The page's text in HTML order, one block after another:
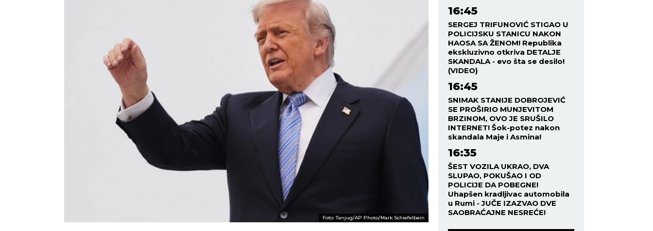
Foto: Tanjug/AP Photo/Mark Schiefelbein
16:45
SERGEJ TRIFUNOVIĆ STIGAO U
POLICIJSKU STANICU NAKON
HAOSA SA ŽENOM! Republika
ekskluzivno otkriva DETALJE
SKANDALA - evo šta se desilo!
(VIDEO)
16:45
SNIMAK STANIJE DOBROJEVIĆ
SE PROŠIRIO MUNJEVITOM
BRZINOM, OVO JE SRUŠILO
INTERNET! Šok-potez nakon
skandala Maje i Asmina!
16:35
ŠEST VOZILA UKRAO, DVA
SLUPAO, POKUŠAO I OD
POLICIJE DA POBEGNE!
Uhapšen kradljivac automobila
u Rumi - JUČE IZAZVAO DVE
SAOBRAĆAJNE NESREĆE!